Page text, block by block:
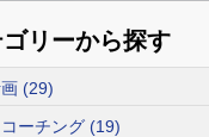
リーから探す
(29)
ーチング (19)